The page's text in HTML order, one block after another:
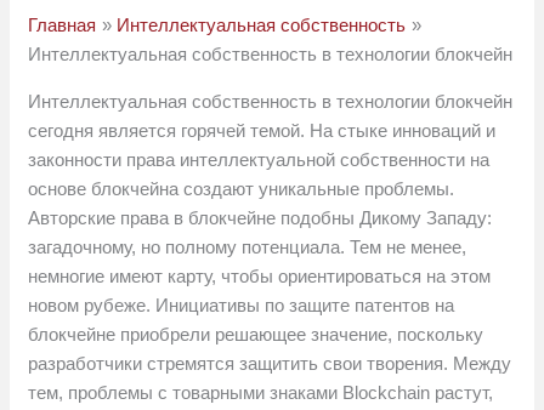
Главная
Интеллектуальная собственность
Интеллектуальная собственность в технологии блокчейн
Интеллектуальная собственность в технологии блокчейн
сегодня является горячей темой. На стыке инноваций и
законности права интеллектуальной собственности на
основе блокчейна создают уникальные проблемы.
Авторские права в блокчейне подобны Дикому Западу:
загадочному, но полному потенциала. Тем не менее,
немногие имеют карту, чтобы ориентироваться на этом
новом рубеже. Инициативы по защите патентов на
блокчейне приобрели решающее значение, поскольку
разработчики стремятся защитить свои творения. Между
тем, проблемы с товарными знаками Blockchain растут,